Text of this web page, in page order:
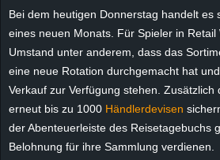
Bei dem heutigen Donnerstag handelt es
eines neuen Monats. Für Spieler in
Umstand unter anderem, dass das
eine neue Rotation durchgemacht hat
Verkauf zur Verfügung stehen. Zusätzlich
erneut bis zu 1000 Händlerdevisen
der Abenteuerleiste des Reisetagebuchs
Belohnung für ihre Sammlung verdienen.